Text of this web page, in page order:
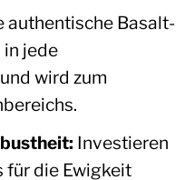
authentische Basalt-
jede
wird zum
Investieren
für die Ewigkeit